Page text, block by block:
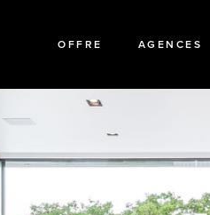
OFFRE AGENCES